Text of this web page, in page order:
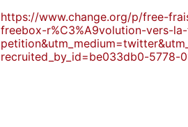
https://www.change.org/p/free-
freebox-r%C3%A9volution-vers-
petition&utm_medium=twitter&
recruited_by_id=be033db0-5778-